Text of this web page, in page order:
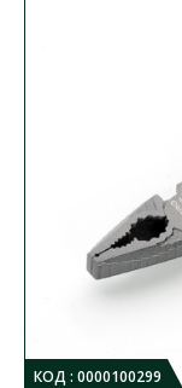
КОД : 0000100299